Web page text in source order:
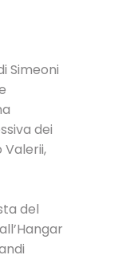
Simeoni
dei
Valerii,
del